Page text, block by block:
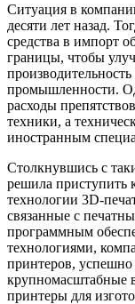
Ситуация в
десяти лет назад.
средства в импорт
границы, чтобы
промышленности.
расходы
техники, а
иностранным
Столкнувшись с
решила приступить
технологии 3D-
связанные с
программным
технологиями,
принтеров, успешно
крупномасштабные
принтеры для